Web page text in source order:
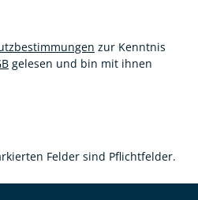
zur Kenntnis
gelesen und bin mit ihnen
Felder sind Pflichtfelder.